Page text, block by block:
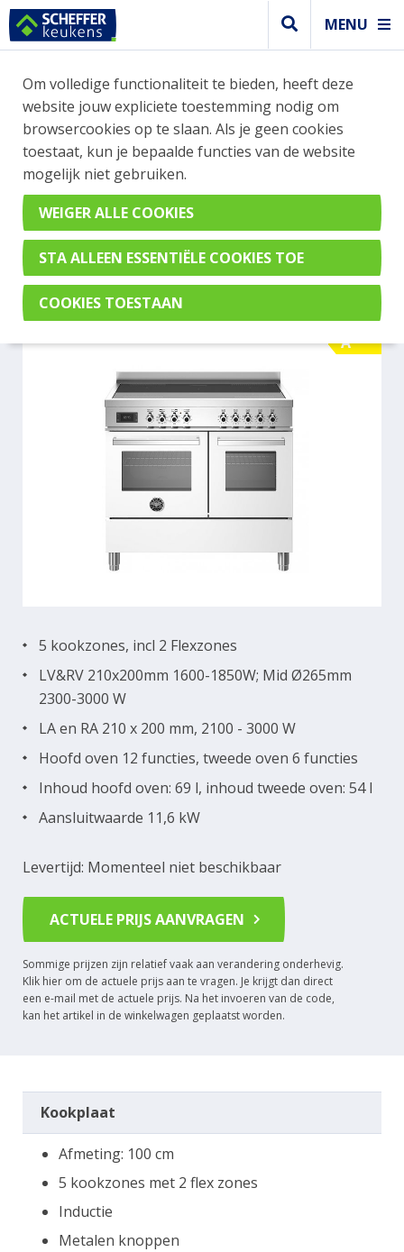
MENU
WEBSHOP BESTELLINGEN
Je kan tijdelijk geen bestelling plaatsen. Wil je je
vast oriënteren? Vergelijk eenvoudig apparaten
en merken met elkaar. Klik hier voor meer
informatie.
Fornuis
BERTAZZONI PRO105I2EBIT
A
A
Levertijd: Momenteel niet beschikbaar
5 kookzones, incl 2 Flexzones
LV&RV 210x200mm 1600-1850W; Mid Ø265mm
2300-3000 W
LA en RA 210 x 200 mm, 2100 - 3000 W
Hoofd oven 12 functies, tweede oven 6 functies
Inhoud hoofd oven: 69 l, inhoud tweede oven: 54 l
Aansluitwaarde 11,6 kW
ACTUELE PRIJS AANVRAGEN
Sommige prijzen zijn relatief vaak aan verandering onderhevig.
Klik hier om de actuele prijs aan te vragen. Je krijgt dan direct
een e-mail met de actuele prijs. Na het invoeren van de code,
kan het artikel in de winkelwagen geplaatst worden.
Kookplaat
Afmeting: 100 cm
5 kookzones met 2 flex zones
Inductie
Metalen knoppen
Om volledige functionaliteit te bieden, heeft deze
website jouw expliciete toestemming nodig om
browsercookies op te slaan. Als je geen cookies
toestaat, kun je bepaalde functies van de website
mogelijk niet gebruiken.